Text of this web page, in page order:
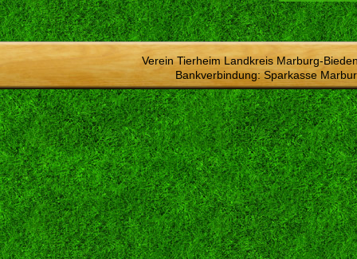
Verein Tierheim Landkreis Marburg-
Bankverbindung: Sparkasse